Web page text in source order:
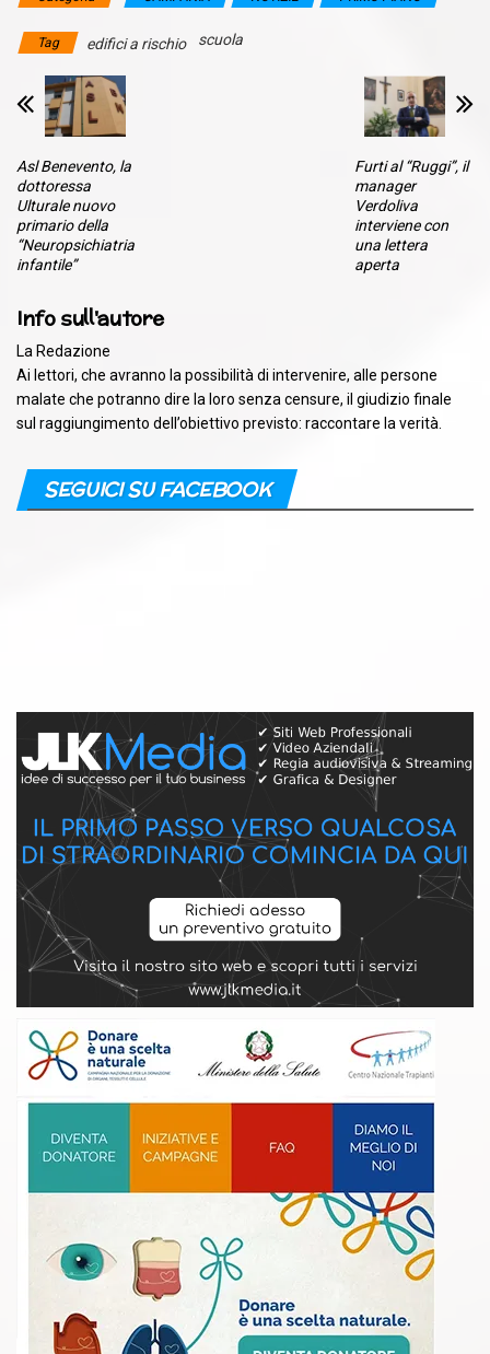
Tag edifici a rischio scuola
Asl Benevento, la
dottoressa
Ulturale nuovo
primario della
“Neuropsichiatria
infantile”
Furti al “Ruggi”, il
manager
Verdoliva
interviene con
una lettera
aperta
Info sull'autore
La Redazione
Ai lettori, che avranno la possibilità di intervenire, alle persone
malate che potranno dire la loro senza censure, il giudizio finale
sul raggiungimento dell’obiettivo previsto: raccontare la verità.
SEGUICI SU FACEBOOK